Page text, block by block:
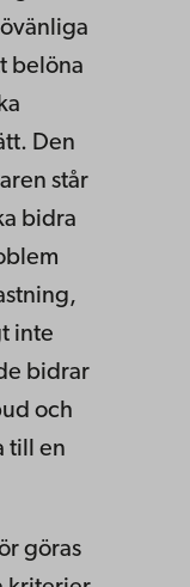
belöna
Den
står
bidra
inte
bidrar
och
till en
göras